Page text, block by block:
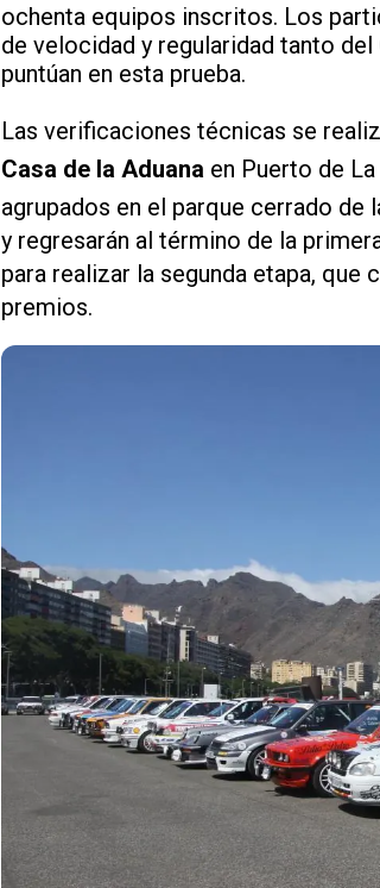
ochenta equipos inscritos. Los
de velocidad y regularidad tanto
puntúan en esta prueba.
Las verificaciones técnicas se
Casa de la Aduana en Puerto de
agrupados en el parque cerrado de
y regresarán al término de la
para realizar la segunda etapa, que
premios.